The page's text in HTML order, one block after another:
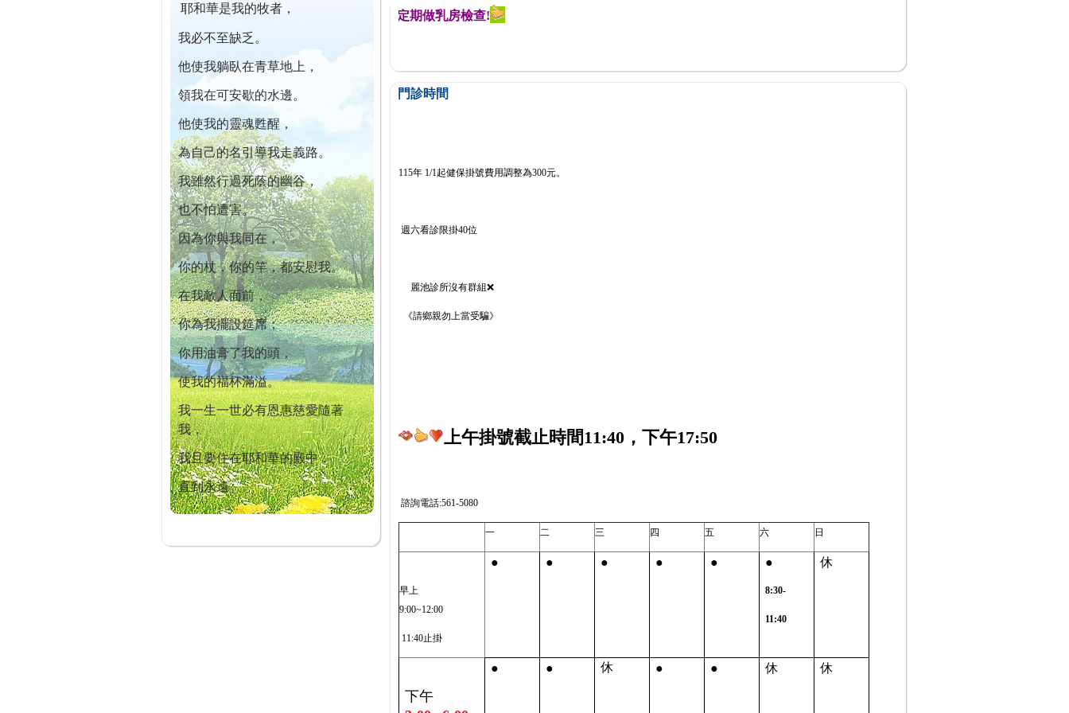
耶和華是我的牧者，
我必不至缺乏。
他使我躺臥在青草地上，
領我在可安歇的水邊。
他使我的靈魂甦醒，
為自己的名引導我走義路。
我雖然行過死蔭的幽谷，
也不怕遭害。
因為你與我同在，
你的杖，你的竿，都安慰我。
在我敵人面前，
你為我擺設筵席；
你用油膏了我的頭，
使我的福杯滿溢。
我一生一世必有恩惠慈愛隨著
我，
我且要住在耶和華的殿中，
直到永遠。
本院自開幕迄今已篩檢出1700位乳癌患者,提醒您定期做乳房檢查!
門診時間
115年 1/1起健保掛號費用調整為300元。
週六看診限掛40位
麗池診所沒有群組❌
《請鄉親勿上當受騙》
上午掛號截止時間11:40，下午17:50
諮詢電話:561-5080
一 二 三 四 五 六 日
早上
9:00~12:00
11:40止掛
● ● ● ● ● ●
8:30-
11:40
休
下午
● ● 休 ● ● 休 休